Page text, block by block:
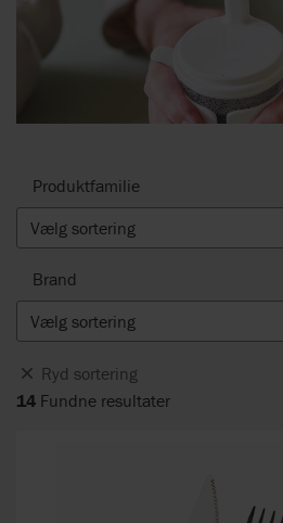
Produktfamilie
Vælg sortering
Brand
Vælg sortering
Ryd sortering
14 Fundne resultater